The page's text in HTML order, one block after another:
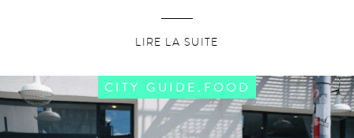
LIRE LA SUITE
CITY GUIDE , FOOD